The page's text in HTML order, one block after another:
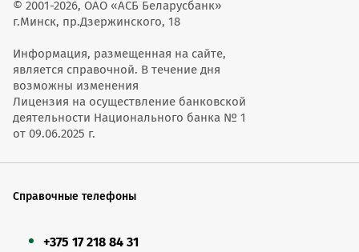
© 2001-2026, ОАО «АСБ Беларусбанк»
г.Минск, пр.Дзержинского, 18
Информация, размещенная на сайте,
является справочной. В течение дня
возможны изменения
Лицензия на осуществление банковской
деятельности Национального банка № 1
от 09.06.2025 г.
Справочные телефоны
+375 17 218 84 31